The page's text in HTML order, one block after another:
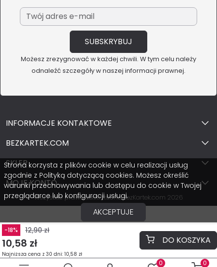
-18% 12,90 zł
10,58 zł
Najniższa cena z 30 dni: 10,58 zł
DO KOSZYKA
0 0
Możesz zrezygnować w każdej chwili. W tym celu należy
odnaleźć szczegóły w naszej informacji prawnej.
INFORMACJE KONTAKTOWE
BEZKARTEK.COM
SKLEP
MOJE KONTO
Wszystkie prawa zastrzeżone BezKartek.com 2026
Strona korzysta z plików cookie w celu realizacji usług
zgodnie z Polityką dotyczącą cookies. Możesz określić
warunki przechowywania lub dostępu do cookie w Twojej
przeglądarce lub konfiguracji usługi.
AKCEPTUJE